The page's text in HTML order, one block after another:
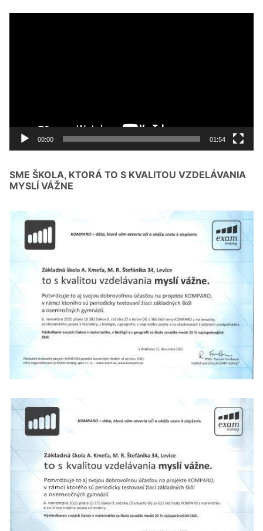
00:00 01:54
SME ŠKOLA, KTORÁ TO S KVALITOU VZDELÁVANIA
MYSLÍ VÁŽNE